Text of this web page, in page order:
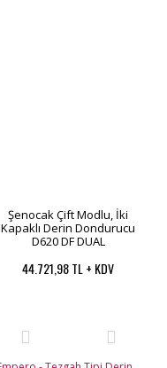
Şenocak Çift Modlu, İki
Kapaklı Derin Dondurucu
D620 DF DUAL
44.721,98 TL + KDV